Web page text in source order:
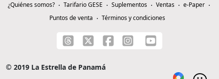
¿Quiénes somos? Tarifario GESE Suplementos Ventas
e-Paper
Puntos de venta
Términos y condiciones
© 2019 La Estrella de Panamá